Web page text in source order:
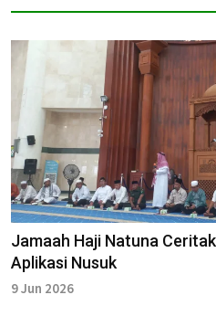
Jamaah Haji Natuna
Aplikasi Nusuk
9 Jun 2026